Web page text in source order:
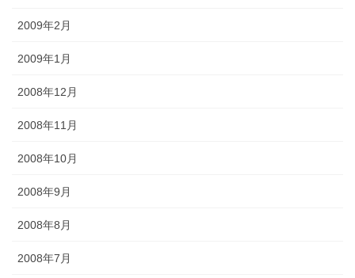
2009年2月
2009年1月
2008年12月
2008年11月
2008年10月
2008年9月
2008年8月
2008年7月